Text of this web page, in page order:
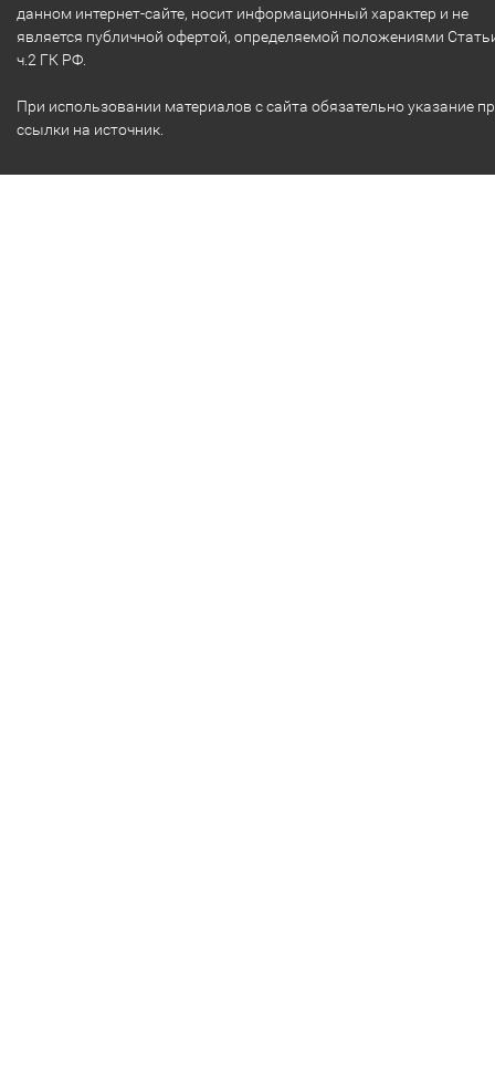
данном интернет-сайте, носит информационный характер и не
является публичной офертой, определяемой положениями
ч.2 ГК РФ.
При использовании материалов с сайта обязательно указание
ссылки на источник.